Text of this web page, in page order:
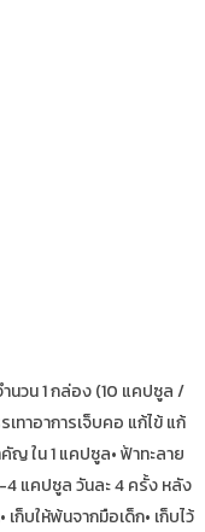
นวน 1 กล่อง (10 แคปซูล /
ทาอาการเจ็บคอ แก้ไข้ แก้
ญ ใน 1 แคปซูล• ฟ้าทะลาย
4 แคปซูล วันละ 4 ครั้ง หลัง
ก็บให้พ้นจากมือเด็ก• เก็บไว้